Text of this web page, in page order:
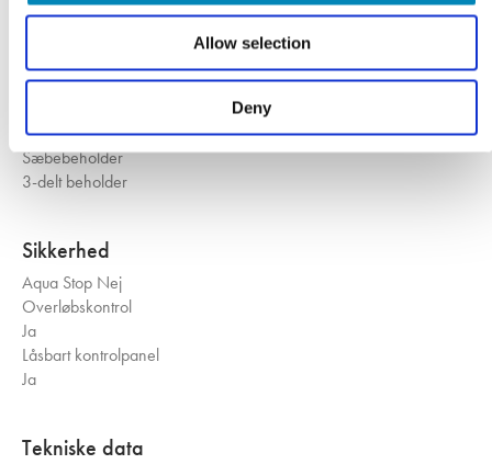
Allow selection
Deny
Vandniveau kontrol
Foam sensor
Knap
Sæbebeholder
3-delt beholder
Sikkerhed
Aqua Stop Nej
Overløbskontrol
Ja
Låsbart kontrolpanel
Ja
Tekniske data